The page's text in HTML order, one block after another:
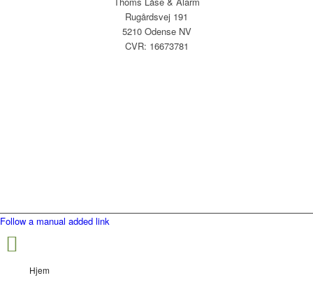
Rugårdsvej 191
5210 Odense NV
CVR: 16673781
Follow a manual added link
Hjem